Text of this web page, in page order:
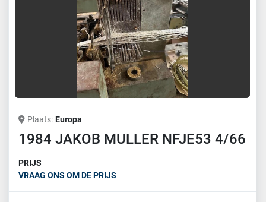
Plaats Europa
1984 JAKOB MULLER NFJE53 4/66
PRIJS
VRAAG ONS OM DE PRIJS